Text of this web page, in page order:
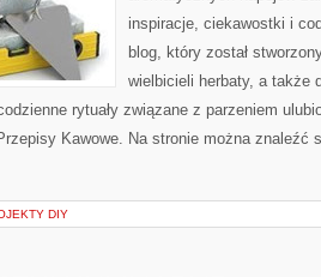
inspiracje, ciekawostki i
blog, który został
wielbicieli herbaty, a także
rytuały związane z parzeniem
Kawowe. Na stronie można znaleźć
DIY